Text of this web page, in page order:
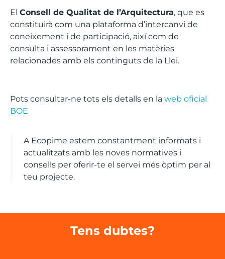
El Consell de Qualitat de l’Arquitectura, que es
constituirà com una plataforma d’intercanvi de
coneixement i de participació, així com de
consulta i assessorament en les matèries
relacionades amb els continguts de la Llei.
Pots consultar-ne tots els detalls en la web oficial
BOE
A Ecopime estem constantment informats i
actualitzats amb les noves normatives i
consells per oferir-te el servei més òptim per al
teu projecte.
Tens dubtes?